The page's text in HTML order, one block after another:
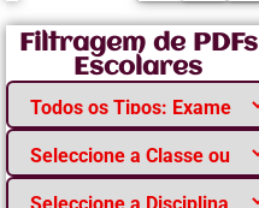
Filtragem de PDFs
Escolares